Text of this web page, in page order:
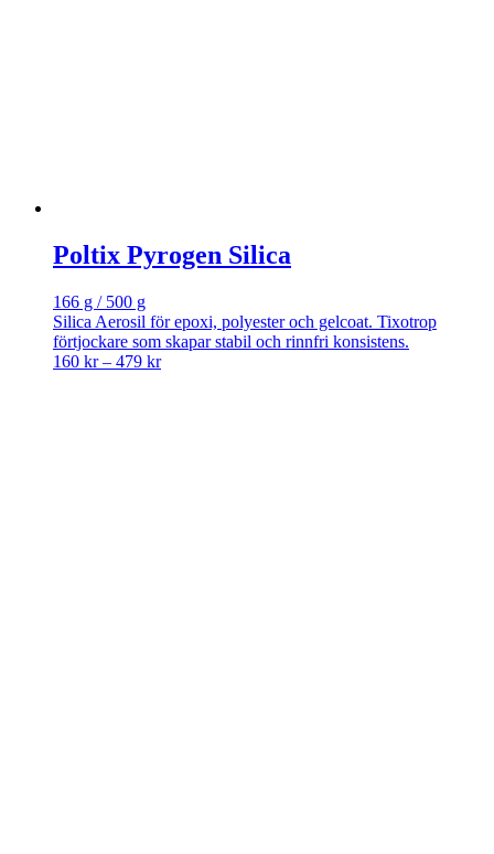
Poltix Pyrogen Silica
166 g / 500 g
Silica Aerosil för epoxi, polyester och gelcoat. Tixotrop
förtjockare som skapar stabil och rinnfri konsistens.
160 kr – 479 krPrice